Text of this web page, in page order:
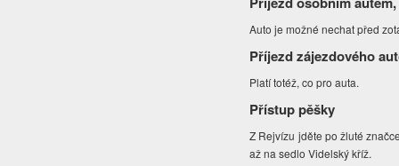
Auto je možné nechat před
Příjezd zájezdového
Platí totéž, co pro auta.
Přístup pěšky
Z Rejvízu jděte po žluté
až na sedlo Videlský kříž.